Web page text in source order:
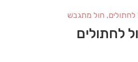
לחתולים